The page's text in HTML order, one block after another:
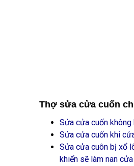
Thợ sửa cửa cuốn
Sửa cửa cuốn
Sửa cửa cuốn khi
Sửa cửa cuôn bị xổ
khiển sẽ làm nan